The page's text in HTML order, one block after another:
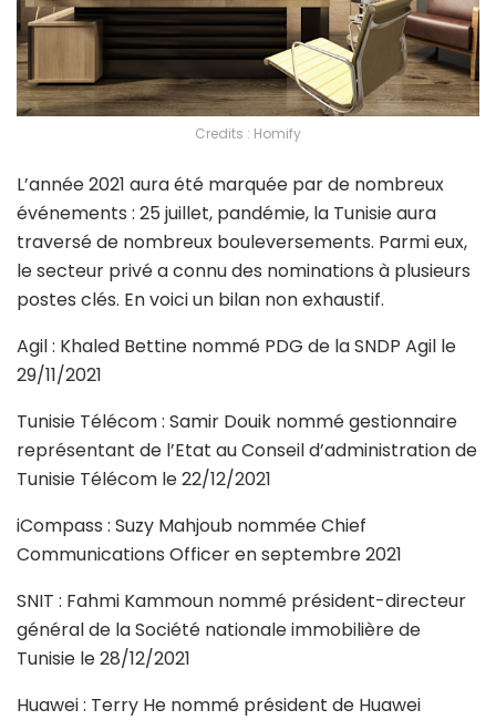
Credits : Homify
L’année 2021 aura été marquée par de nombreux
événements : 25 juillet, pandémie, la Tunisie aura
traversé de nombreux bouleversements. Parmi eux,
le secteur privé a connu des nominations à plusieurs
postes clés. En voici un bilan non exhaustif.
Agil : Khaled Bettine nommé PDG de la SNDP Agil le
29/11/2021
Tunisie Télécom : Samir Douik nommé gestionnaire
représentant de l’Etat au Conseil d’administration de
Tunisie Télécom le 22/12/2021
iCompass : Suzy Mahjoub nommée Chief
Communications Officer en septembre 2021
SNIT : Fahmi Kammoun nommé président-directeur
général de la Société nationale immobilière de
Tunisie le 28/12/2021
Huawei : Terry He nommé président de Huawei